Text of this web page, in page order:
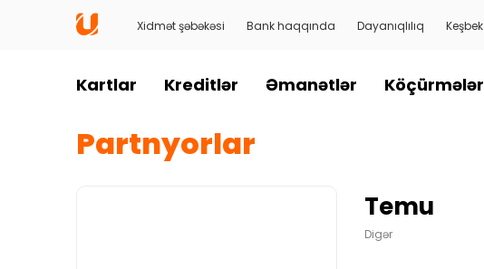
Xidmət şəbəkəsi Bank haqqında Dayanıqlılıq Keşbek
Kartlar Kreditlər Əmanətlər Köçürmələr
Partnyorlar
Temu
Digər